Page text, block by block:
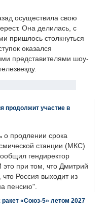
осуществила свою
Она делилась, с
пришлось столкнуться
оказался
представителями шоу-
продолжит участие в
о продлении срока
станции (МКС)
гендиректор
при том, что Дмитрий
Россия выходит из
пенсию".
ракет «Союз-5» летом 2027